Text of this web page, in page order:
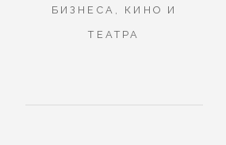
БИЗНЕСА, КИНО И
ТЕАТРА